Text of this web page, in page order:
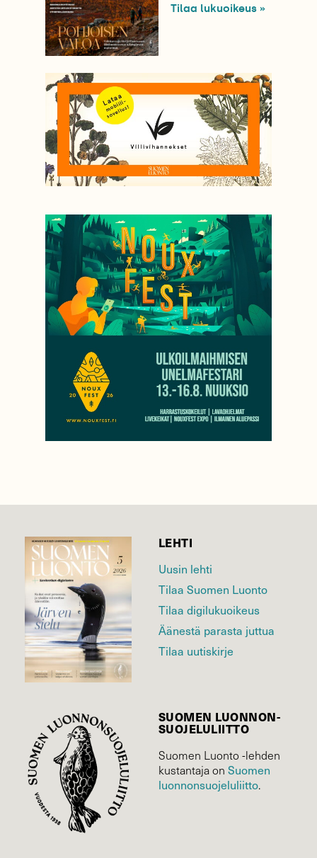
Tilaa lukuoikeus »
LEHTI
Uusin lehti
Tilaa Suomen Luonto
Tilaa digilukuoikeus
Äänestä parasta juttua
Tilaa uutiskirje
SUOMEN LUONNON­
SUOJELU­LIITTO
Suomen Luonto -lehden
kustantaja on Suomen
luonnonsuojelu­liitto.